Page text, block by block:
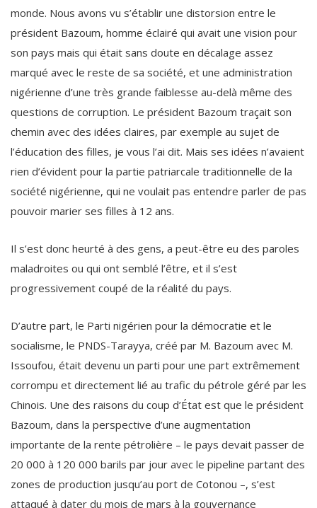
monde. Nous avons vu s’établir une distorsion entre le
président Bazoum, homme éclairé qui avait une vision pour
son pays mais qui était sans doute en décalage assez
marqué avec le reste de sa société, et une administration
nigérienne d’une très grande faiblesse au-delà même des
questions de corruption. Le président Bazoum traçait son
chemin avec des idées claires, par exemple au sujet de
l’éducation des filles, je vous l’ai dit. Mais ses idées n’avaient
rien d’évident pour la partie patriarcale traditionnelle de la
société nigérienne, qui ne voulait pas entendre parler de pas
pouvoir marier ses filles à 12 ans.
Il s’est donc heurté à des gens, a peut-être eu des paroles
maladroites ou qui ont semblé l’être, et il s’est
progressivement coupé de la réalité du pays.
D’autre part, le Parti nigérien pour la démocratie et le
socialisme, le PNDS-Tarayya, créé par M. Bazoum avec M.
Issoufou, était devenu un parti pour une part extrêmement
corrompu et directement lié au trafic du pétrole géré par les
Chinois. Une des raisons du coup d’État est que le président
Bazoum, dans la perspective d’une augmentation
importante de la rente pétrolière – le pays devait passer de
20 000 à 120 000 barils par jour avec le pipeline partant des
zones de production jusqu’au port de Cotonou –, s’est
attaqué à dater du mois de mars à la gouvernance